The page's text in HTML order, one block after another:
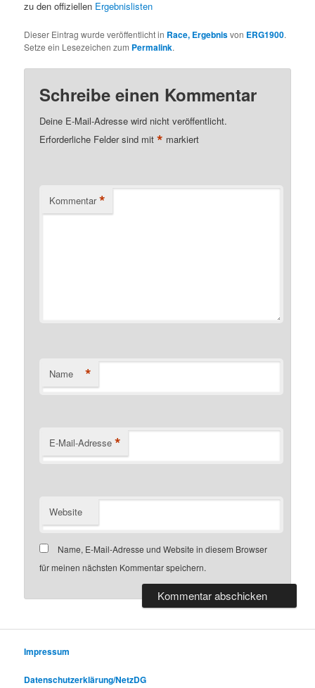
zu den offiziellen Ergebnislisten
Dieser Eintrag wurde veröffentlicht in Race, Ergebnisvon ERG1900.
Setze ein Lesezeichen zum Permalink.
Schreibe einen Kommentar
Deine E-Mail-Adresse wird nicht veröffentlicht.
Erforderliche Felder sind mit* markiert
Kommentar *
Name *
E-Mail-Adresse *
Website
Name, E-Mail-Adresse und Website in diesem Browser
für meinen nächsten Kommentar speichern.
Impressum
Datenschutzerklärung/NetzDG